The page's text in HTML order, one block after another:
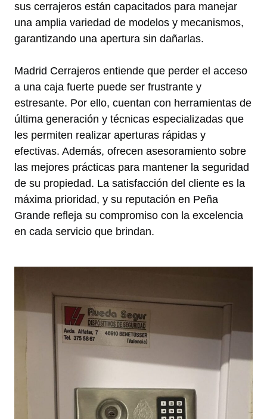
sus cerrajeros están capacitados para manejar
una amplia variedad de modelos y mecanismos,
garantizando una apertura sin dañarlas.
Madrid Cerrajeros entiende que perder el acceso
a una caja fuerte puede ser frustrante y
estresante. Por ello, cuentan con herramientas de
última generación y técnicas especializadas que
les permiten realizar aperturas rápidas y
efectivas. Además, ofrecen asesoramiento sobre
las mejores prácticas para mantener la seguridad
de su propiedad. La satisfacción del cliente es la
máxima prioridad, y su reputación en Peña
Grande refleja su compromiso con la excelencia
en cada servicio que brindan.